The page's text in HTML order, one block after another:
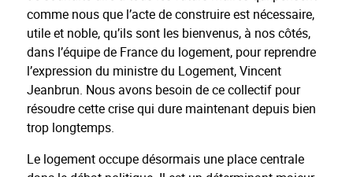
comme nous que l’acte de construire est nécessaire,
utile et noble, qu’ils sont les bienvenus, à nos côtés,
dans l’équipe de France du logement, pour reprendre
l’expression du ministre du Logement, Vincent
Jeanbrun. Nous avons besoin de ce collectif pour
résoudre cette crise qui dure maintenant depuis bien
trop longtemps.
Le logement occupe désormais une place centrale